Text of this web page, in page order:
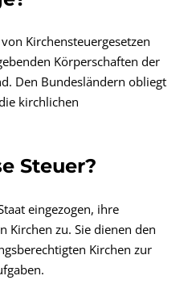
Kirchensteuergesetzen
Körperschaften der
Den Bundesländern obliegt
kirchlichen
Steuer?
eingezogen, ihre
Kirchen zu. Sie dienen den
Kirchen zur